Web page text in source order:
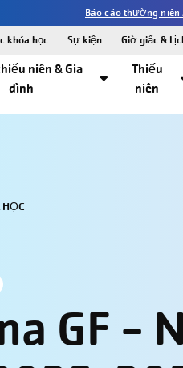
Báo cáo thường
niên & Gia
đình
Thiếu
niên
khóa học Sự kiện Giờ giấc &
HỌC
GF -